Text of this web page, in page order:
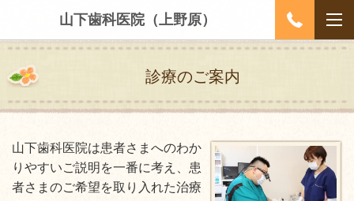
山下歯科医院（上野原）
診療のご案内
山下歯科医院は患者さまへのわか
りやすいご説明を一番に考え、患
者さまのご希望を取り入れた治療